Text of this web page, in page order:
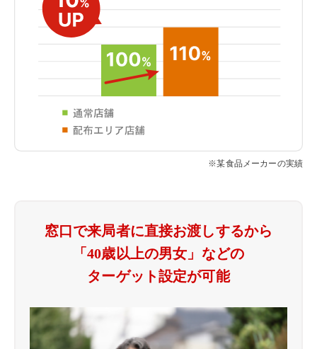
※某食品メーカーの実績
窓口で来局者に直接お渡しするから
「40歳以上の男女」などの
ターゲット設定が可能